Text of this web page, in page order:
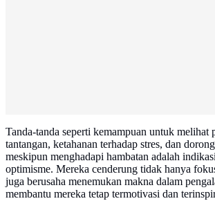
Tanda-tanda seperti kemampuan untuk melihat
tantangan, ketahanan terhadap stres, dan
meskipun menghadapi hambatan adalah
optimisme. Mereka cenderung tidak hanya
juga berusaha menemukan makna dalam
membantu mereka tetap termotivasi dan